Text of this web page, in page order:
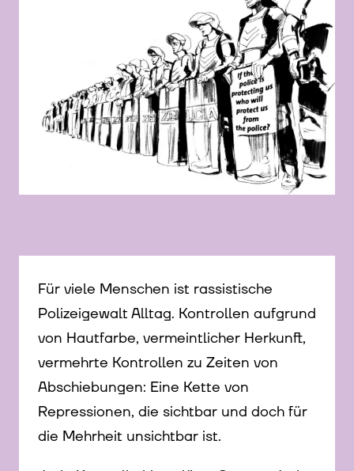
Für viele Menschen ist rassistische
Polizeigewalt Alltag. Kontrollen aufgrund
von Hautfarbe, vermeintlicher Herkunft,
vermehrte Kontrollen zu Zeiten von
Abschiebungen: Eine Kette von
Repressionen, die sichtbar und doch für
die Mehrheit unsichtbar ist.